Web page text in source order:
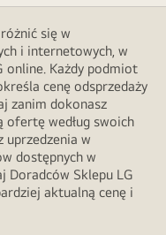
się w
i internetowych, w
online. Każdy podmiot
cenę odsprzedaży
zanim dokonasz
ofertę według swoich
uprzedzenia w
dostępnych w
Doradców Sklepu LG
aktualną cenę i